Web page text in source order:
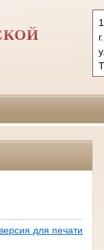
версия для печати